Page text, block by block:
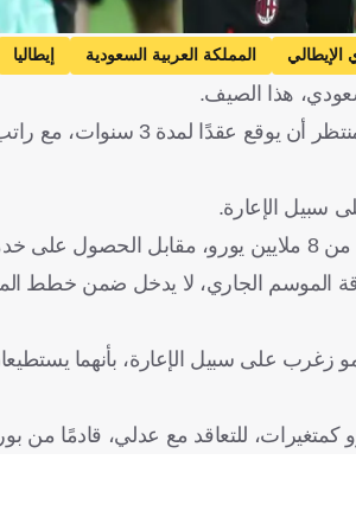
الإيطالي المملكة العربية السعودية إيطاليا
هذا الصيف.
عدلي.
الموسم الجاري، لا يدخل ضمن خطط
زغرب على سبيل الإعارة، بأنهما